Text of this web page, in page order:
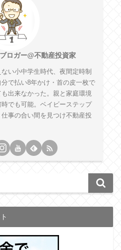
ロガー@不動産投資家
い小中学生時代、夜間定時制
で払い8年かけ・首の皮一枚で
出来なかった。親と家庭環境
でも可能。ベイビーステップ
事の合い間を見つけ不動産投